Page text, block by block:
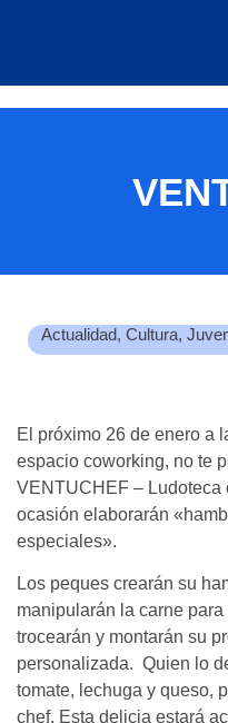
Actualidad, Cultura,
El próximo 26 de enero a
espacio coworking, no te
VENTUCHEF – Ludoteca
ocasión elaborarán
especiales».
Los peques crearán su
manipularán la carne
trocearán y montarán su
personalizada. Quien lo
tomate, lechuga y queso,
chef. Esta delicia estará